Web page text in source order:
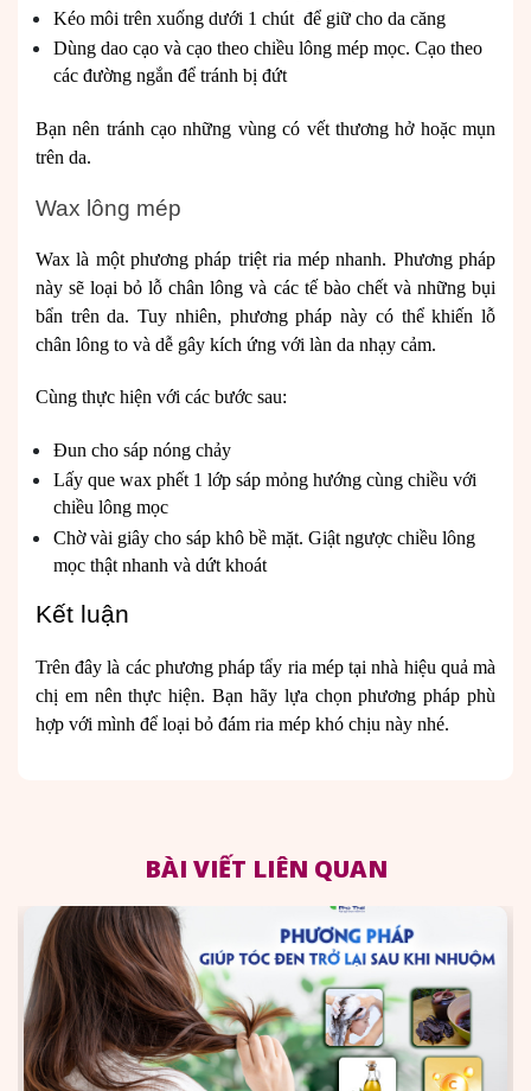
Kéo môi trên xuống dưới 1 chút để giữ cho da căng
Dùng dao cạo và cạo theo chiều lông mép mọc. Cạo theo
các đường ngắn để tránh bị đứt
Bạn nên tránh cạo những vùng có vết thương hở hoặc mụn
trên da.
Wax lông mép
Wax là một phương pháp triệt ria mép nhanh. Phương pháp
này sẽ loại bỏ lỗ chân lông và các tế bào chết và những bụi
bẩn trên da. Tuy nhiên, phương pháp này có thể khiến lỗ
chân lông to và dễ gây kích ứng với làn da nhạy cảm.
Cùng thực hiện với các bước sau:
Đun cho sáp nóng chảy
Lấy que wax phết 1 lớp sáp mỏng hướng cùng chiều với
chiều lông mọc
Chờ vài giây cho sáp khô bề mặt. Giật ngược chiều lông
mọc thật nhanh và dứt khoát
Kết luận
Trên đây là các phương pháp tẩy ria mép tại nhà hiệu quả mà
chị em nên thực hiện. Bạn hãy lựa chọn phương pháp phù
hợp với mình để loại bỏ đám ria mép khó chịu này nhé.
BÀI VIẾT LIÊN QUAN